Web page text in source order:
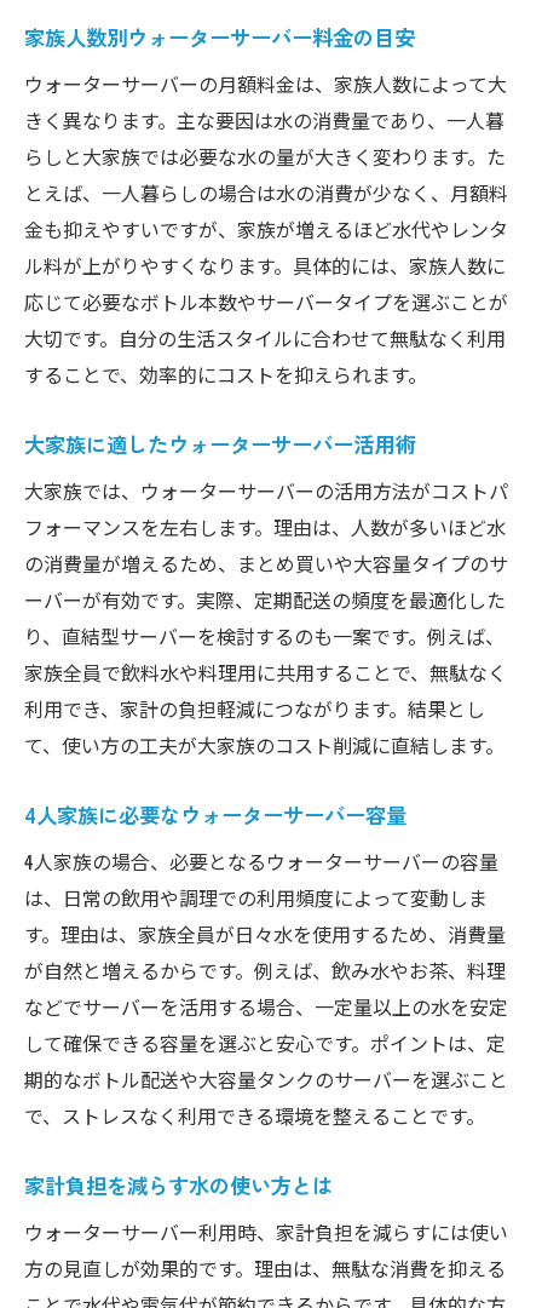
家族人数別ウォーターサーバー料金の目安
ウォーターサーバーの月額料金は、家族人数によって大
きく異なります。主な要因は水の消費量であり、一人暮
らしと大家族では必要な水の量が大きく変わります。た
とえば、一人暮らしの場合は水の消費が少なく、月額料
金も抑えやすいですが、家族が増えるほど水代やレンタ
ル料が上がりやすくなります。具体的には、家族人数に
応じて必要なボトル本数やサーバータイプを選ぶことが
大切です。自分の生活スタイルに合わせて無駄なく利用
することで、効率的にコストを抑えられます。
大家族に適したウォーターサーバー活用術
大家族では、ウォーターサーバーの活用方法がコストパ
フォーマンスを左右します。理由は、人数が多いほど水
の消費量が増えるため、まとめ買いや大容量タイプのサ
ーバーが有効です。実際、定期配送の頻度を最適化した
り、直結型サーバーを検討するのも一案です。例えば、
家族全員で飲料水や料理用に共用することで、無駄なく
利用でき、家計の負担軽減につながります。結果とし
て、使い方の工夫が大家族のコスト削減に直結します。
4人家族に必要なウォーターサーバー容量
4人家族の場合、必要となるウォーターサーバーの容量
は、日常の飲用や調理での利用頻度によって変動しま
す。理由は、家族全員が日々水を使用するため、消費量
が自然と増えるからです。例えば、飲み水やお茶、料理
などでサーバーを活用する場合、一定量以上の水を安定
して確保できる容量を選ぶと安心です。ポイントは、定
期的なボトル配送や大容量タンクのサーバーを選ぶこと
で、ストレスなく利用できる環境を整えることです。
家計負担を減らす水の使い方とは
ウォーターサーバー利用時、家計負担を減らすには使い
方の見直しが効果的です。理由は、無駄な消費を抑える